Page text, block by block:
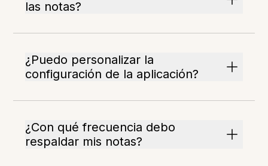
las notas?
¿Puedo personalizar la
configuración de la aplicación?
¿Con qué frecuencia debo
respaldar mis notas?